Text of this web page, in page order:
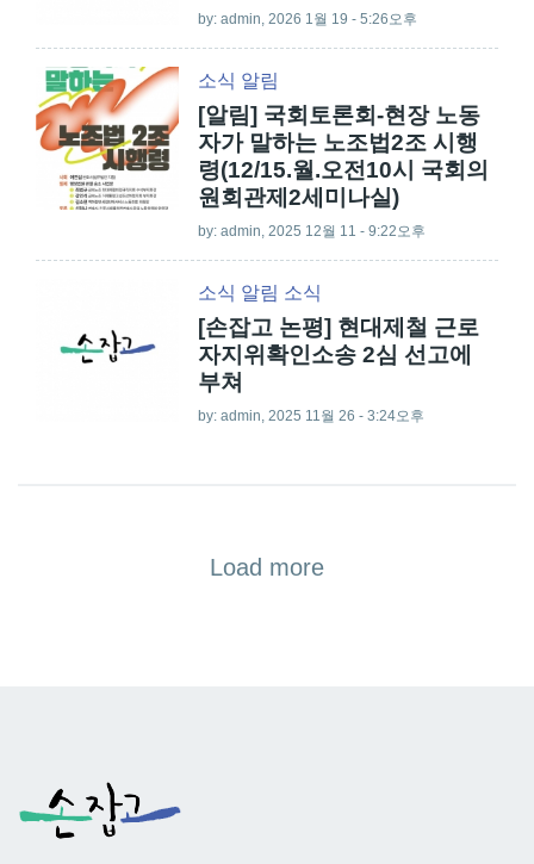
by: admin, 2026 1월 19 - 5:26오후
소식 알림
[알림] 국회토론회-현장 노동
자가 말하는 노조법2조 시행
령(12/15.월.오전10시 국회의
원회관제2세미나실)
by: admin, 2025 12월 11 - 9:22오후
소식 알림 소식
[손잡고 논평] 현대제철 근로
자지위확인소송 2심 선고에
부쳐
by: admin, 2025 11월 26 - 3:24오후
Load more